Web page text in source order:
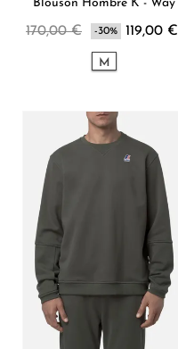
Blouson Hombre K - Way
170,00 € -30% 119,00 €
M